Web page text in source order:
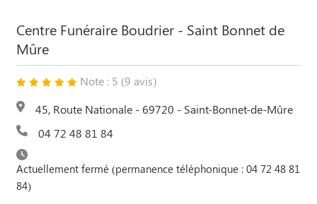
Centre Funéraire Boudrier - Saint Bonnet de
Mûre
Note : 5 (9 avis)
45, Route Nationale - 69720 - Saint-Bonnet-de-Mûre
04 72 48 81 84
Actuellement fermé (permanence téléphonique : 04 72 48 81
84)